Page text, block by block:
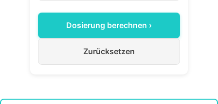
Dosierung berechnen ›
Zurücksetzen